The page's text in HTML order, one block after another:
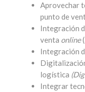
Aprovechar
punto de
Integración
venta online(
Integración
logística
Integrar